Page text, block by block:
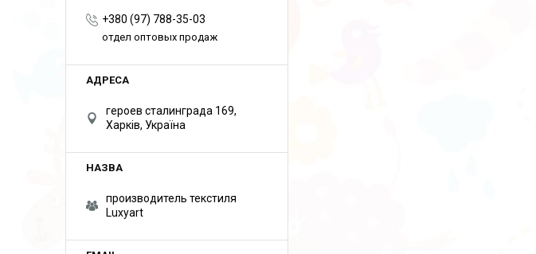
+380 (97) 788-35-03
отдел оптовых продаж
героев сталинграда 169,
Харків, Україна
производитель текстиля
Luxyart